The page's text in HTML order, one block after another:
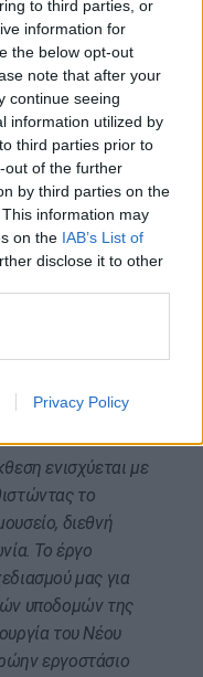
to third parties, or
information for
the below opt-out
note that after your
continue seeing
information utilized by
third parties prior to
out of the further
by third parties on the
information may
on the IAB’s List of
disclose it to other
Privacy Policy
μεγάλων ιερών
και
σύμφωνα
των αρμόδιων
όπως
αυτοψία μας. Η
Προβλέπει τη
με
σύγχρονων
λειτουργική
τρόπο,
τον
του νεοκλασικού
ενισχύεται με
το
διεθνή
Το έργο
μας για
υποδομών της
του Νέου
εργοστάσιο